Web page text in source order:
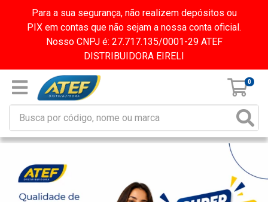
Para a sua segurança, não realizem depósitos ou
PIX em contas que não sejam a nossa conta oficial.
Nosso CNPJ é: 27.717.135/0001-29 ATEF
DISTRIBUIDORA EIRELI
0